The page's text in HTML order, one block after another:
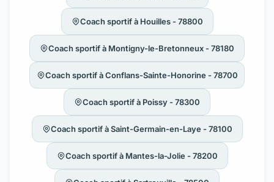
Coach sportif à Houilles - 78800
Coach sportif à Montigny-le-Bretonneux - 78180
Coach sportif à Conflans-Sainte-Honorine - 78700
Coach sportif à Poissy - 78300
Coach sportif à Saint-Germain-en-Laye - 78100
Coach sportif à Mantes-la-Jolie - 78200